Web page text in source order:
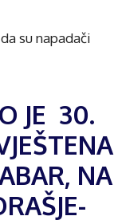
su napadači
JE 30.
NA